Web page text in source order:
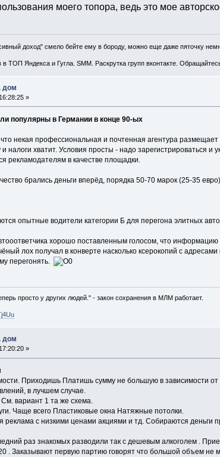
моего топора, ведь это мое
доход" смело бейте ему в бороду, можно еще даже пяточку
ТОП Яндекса и Гугла. SMM. Раскрутка групп вконтакте.
дом
»
популярны в Германии в конце 90-ых
некая профессиональная и почтенная агентура
налоги хватит. Условия просты - надо зарегистрироваться и
рекламодателям в качестве площадки.
брались деньги вперёд, порядка 50-70 марок (25-35
опытные водители категории Б для перегона элитных
хорошо поставленным голосом, что информацию
лох получал в конверте насколько ксерокопий с
перегонять.
просто у других людей." - закон сохранения в МЛМ работает.
дом
»
Приходишь Платишь сумму не большую в зависимости
в лучшем случае.
См. вариант 1 та же схема.
Чаще всего Пластиковые окна Натяжные потолки.
реклама с низкими ценами акциями и тд. Собираются деньги
раз знакомых разводили так с дешевым алкоголем .
. Заказывают первую партию говорят что большой объем не